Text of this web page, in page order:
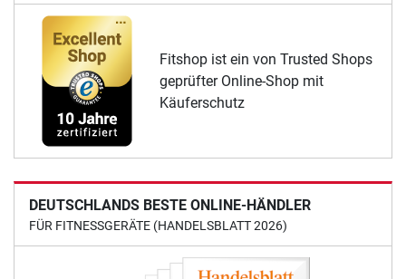
Fitshop ist ein von Trusted Shops
geprüfter Online-Shop mit
Käuferschutz
DEUTSCHLANDS BESTE ONLINE-HÄNDLER
FÜR FITNESSGERÄTE (HANDELSBLATT 2026)